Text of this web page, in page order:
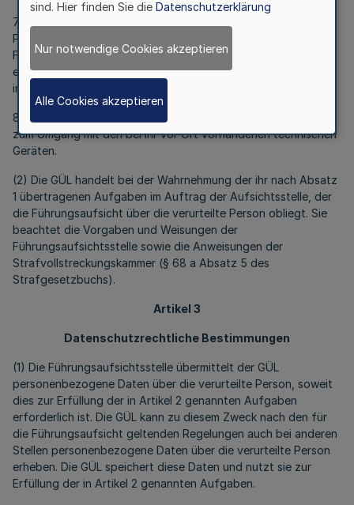
7. die Initiierung einer Überprüfung der bei der verurteilten
Person vor Ort vorhandenen technischen Geräte auf ihre
Funktionsfähigkeit oder Manipulationen und der zu Behebung
einer Funktionsbeeinträchtigung erforderlichen Maßnahmen,
insbesondere des Austausches eines Geräts oder Geräteteils;
8. die Beantwortung von Anfragen der verurteilten Person
zum Umgang mit den bei ihr vor Ort vorhandenen technischen
Geräten.
(2) Die GÜL handelt bei der Wahrnehmung der ihr nach Absatz
1 übertragenen Aufgaben im Auftrag der Aufsichtsstelle, der
die Führungsaufsicht über die verurteilte Person obliegt. Sie
beachtet die Vorgaben und Weisungen der
Führungsaufsichtsstelle sowie die Anweisungen der
Strafvollstreckungskammer (§ 68 a Absatz 5 des
Strafgesetzbuchs).
Artikel 3
Datenschutzrechtliche Bestimmungen
(1) Die Führungsaufsichtsstelle übermittelt der GÜL
personenbezogene Daten über die verurteilte Person, soweit
dies zur Erfüllung der in Artikel 2 genannten Aufgaben
erforderlich ist. Die GÜL kann zu diesem Zweck nach den für
die Führungsaufsicht geltenden Regelungen auch bei anderen
Stellen personenbezogene Daten über die verurteilte Person
erheben. Die GÜL speichert diese Daten und nutzt sie zur
Erfüllung der in Artikel 2 genannten Aufgaben.
sind. Hier finden Sie die Datenschutzerklärung
Nur notwendige Cookies akzeptieren
Alle Cookies akzeptieren